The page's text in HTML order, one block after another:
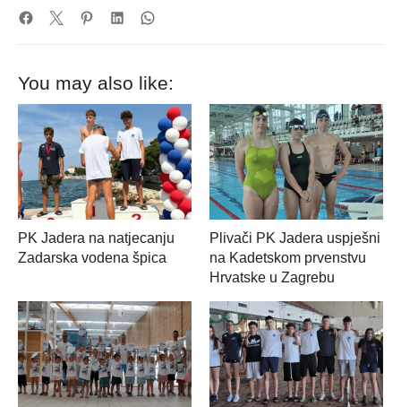
You may also like:
PK Jadera na natjecanju
Zadarska vodena špica
Plivači PK Jadera uspješni
na Kadetskom prvenstvu
Hrvatske u Zagrebu